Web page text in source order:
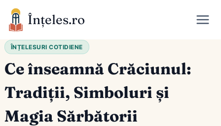
Skip
content
Înțeles.ro
ÎNȚELESURI COTIDIENE
Ce înseamnă Crăciunul:
Tradiții, Simboluri și
Magia Sărbătorii